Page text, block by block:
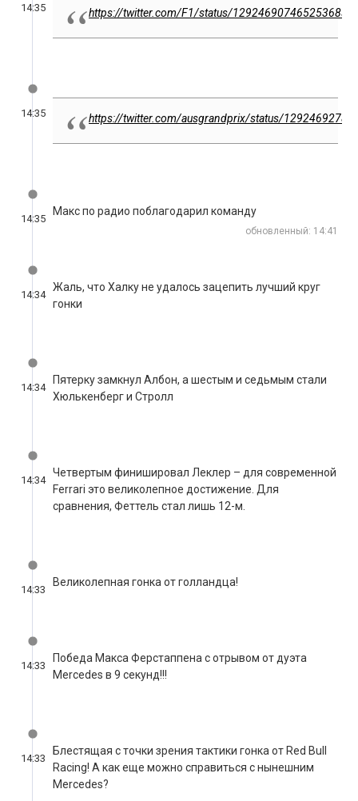
14:35 https://twitter.com/F1/status/1292469074652536838
14:35 https://twitter.com/ausgrandprix/status/
14:35
Макс по радио поблагодарил команду
обновленный: 14:41
14:34
Жаль, что Халку не удалось зацепить лучший круг
гонки
14:34
Пятерку замкнул Албон, а шестым и седьмым стали
Хюлькенберг и Стролл
14:34
Четвертым финишировал Леклер – для современной
Ferrari это великолепное достижение. Для
сравнения, Феттель стал лишь 12-м.
14:33
Великолепная гонка от голландца!
14:33
Победа Макса Ферстаппена с отрывом от дуэта
Mercedes в 9 секунд!!!
14:33
Блестящая с точки зрения тактики гонка от Red Bull
Racing! А как еще можно справиться с нынешним
Mercedes?